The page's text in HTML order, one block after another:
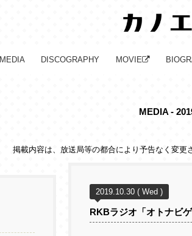
MEDIA DISCOGRAPHY MOVIE
MEDIA -
掲載内容は、放送局等の都合により予告なく変更
2019.10.30 ( Wed )
RKBラジオ「オトナビゲ